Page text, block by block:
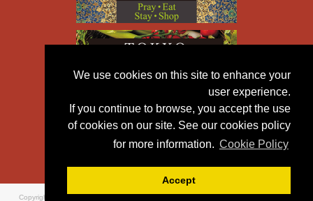
We use cookies on this site to enhance your
user experience.
If you continue to browse, you accept the use
of cookies on our site. See our cookies policy
for more information. Cookie Policy
Accept
Copyright © TOKYO METROPOLITAN GOVERNMENT All